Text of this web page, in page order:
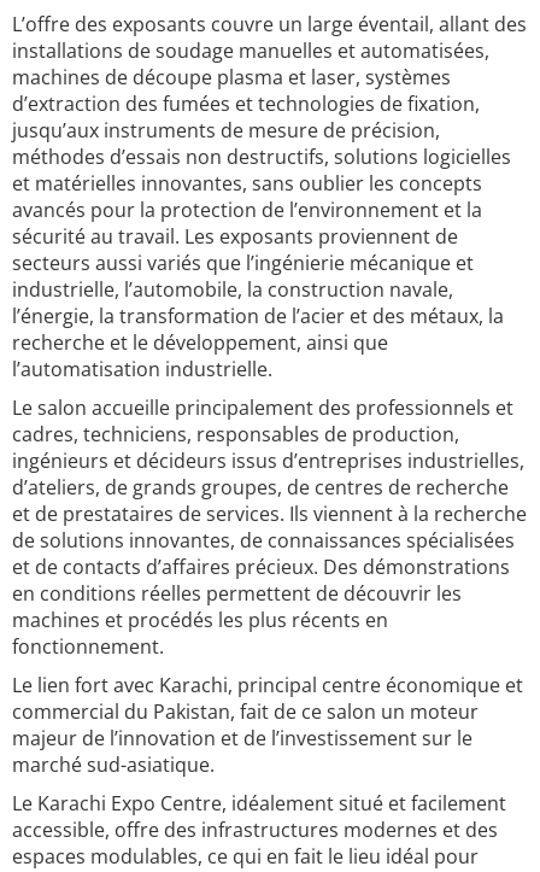
L’offre des exposants couvre un large éventail, allant des
installations de soudage manuelles et automatisées,
machines de découpe plasma et laser, systèmes
d’extraction des fumées et technologies de fixation,
jusqu’aux instruments de mesure de précision,
méthodes d’essais non destructifs, solutions logicielles
et matérielles innovantes, sans oublier les concepts
avancés pour la protection de l’environnement et la
sécurité au travail. Les exposants proviennent de
secteurs aussi variés que l’ingénierie mécanique et
industrielle, l’automobile, la construction navale,
l’énergie, la transformation de l’acier et des métaux, la
recherche et le développement, ainsi que
l’automatisation industrielle.
Le salon accueille principalement des professionnels et
cadres, techniciens, responsables de production,
ingénieurs et décideurs issus d’entreprises industrielles,
d’ateliers, de grands groupes, de centres de recherche
et de prestataires de services. Ils viennent à la recherche
de solutions innovantes, de connaissances spécialisées
et de contacts d’affaires précieux. Des démonstrations
en conditions réelles permettent de découvrir les
machines et procédés les plus récents en
fonctionnement.
Le lien fort avec Karachi, principal centre économique et
commercial du Pakistan, fait de ce salon un moteur
majeur de l’innovation et de l’investissement sur le
marché sud-asiatique.
Le Karachi Expo Centre, idéalement situé et facilement
accessible, offre des infrastructures modernes et des
espaces modulables, ce qui en fait le lieu idéal pour